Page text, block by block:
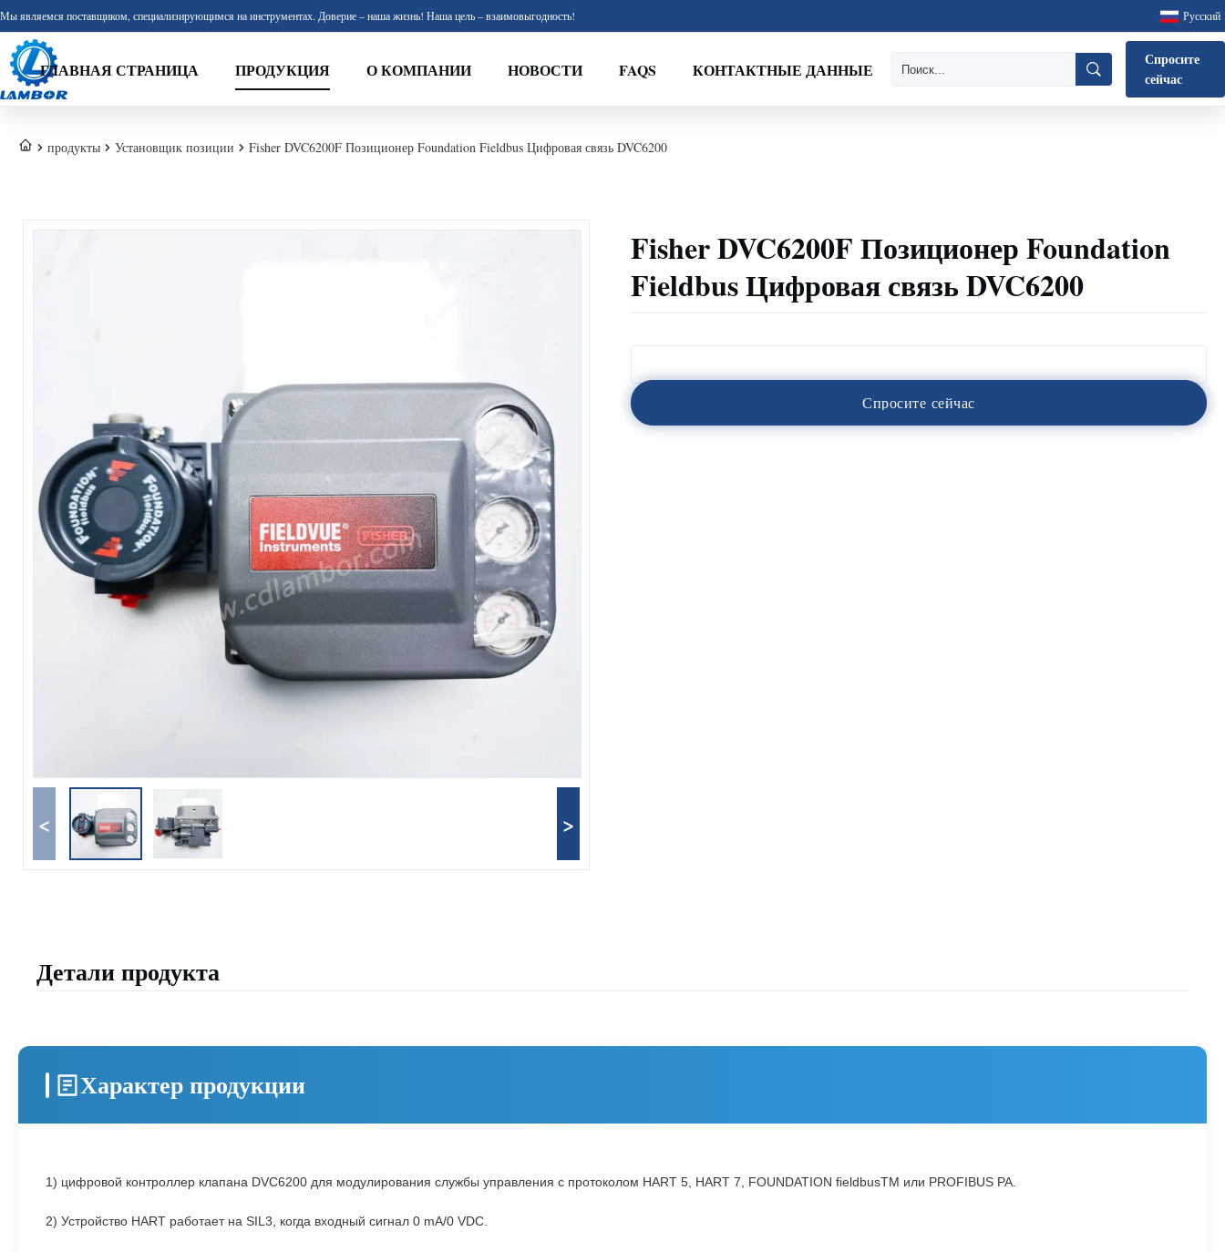
Мы являемся поставщиком, специализирующимся на инструментах. Доверие – наша жизнь! Наша цель – взаимовыгодность! Русский
ГЛАВНАЯ СТРАНИЦА ПРОДУКЦИЯ О КОМПАНИИ НОВОСТИ FAQS КОНТАКТНЫЕ ДАННЫЕ
Спросите
сейчас
продукты Установщик позиции Fisher DVC6200F Позиционер Foundation Fieldbus Цифровая связь DVC6200
< >
Fisher DVC6200F Позиционер Foundation
Fieldbus Цифровая связь DVC6200
Спросите сейчас
Детали продукта
Характер продукции
1) цифровой контроллер клапана DVC6200 для модулирования службы управления с протоколом HART 5, HART 7, FOUNDATION fieldbusTM или PROFIBUS PA.
2) Устройство HART работает на SIL3, когда входный сигнал 0 mA/0 VDC.